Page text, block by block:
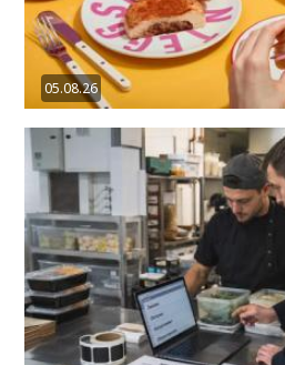
05.08.26